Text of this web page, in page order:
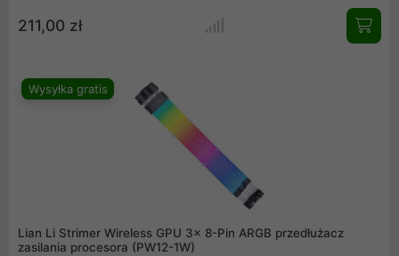
płytą główną eliminuje potrzebę dodatkowego okablowania,
zapewniając czystość i porządek wewnątrz obudowy. Wysokiej
jakości przewody gwarantują stabilne zasilanie, a nowoczesny
komputerowego.
211,00 zł
Wysyłka gratis
Lian Li Strimer Wireless GPU 3x 8-Pin ARGB przedłużacz
zasilania procesora (PW12-1W)